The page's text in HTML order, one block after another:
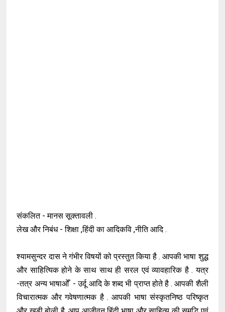
संकलित - मानस सूक्तावली .
लेख और निबंध - शिक्षा ,हिंदी का आदिकवि ,नीति आदि .
श्यामसुन्दर दास ने गंभीर विषयों को प्रस्तुत किया है . आपकी भाषा शुद्ध
और साहित्यिक होने के साथ साथ ही सरल एवं व्यावहारिक है . यत्र
-तत्र अन्य भाषाओँ - उर्दू आदि के शब्द भी प्राप्त होते है . आपकी शैली
विचारात्मक और गवेषणात्मक है . आपकी भाषा संस्कृतनिष्ठ परिष्कृत